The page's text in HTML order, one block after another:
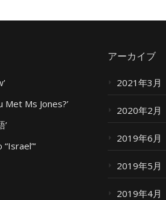
Met Ms Jones?’
’
アーカイブ
2021年3月
2020年2月
2019年6月
2019年5月
2019年4月